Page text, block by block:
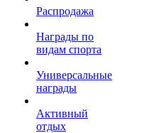
Распродажа
Награды по
видам спорта
Универсальные
награды
Активный
отдых